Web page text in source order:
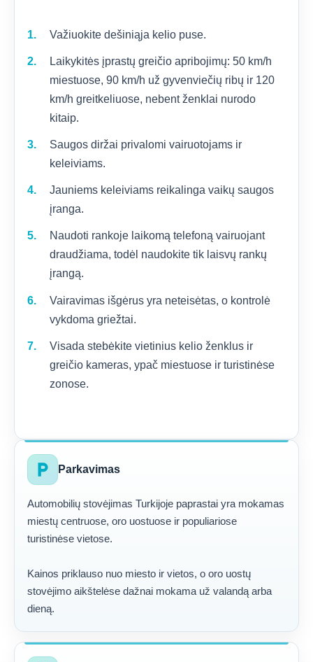
Važiuokite dešiniąja kelio puse.
Laikykitės įprastų greičio apribojimų: 50 km/h
miestuose, 90 km/h už gyvenviečių ribų ir 120
km/h greitkeliuose, nebent ženklai nurodo
kitaip.
Saugos diržai privalomi vairuotojams ir
keleiviams.
Jauniems keleiviams reikalinga vaikų saugos
įranga.
Naudoti rankoje laikomą telefoną vairuojant
draudžiama, todėl naudokite tik laisvų rankų
įrangą.
Vairavimas išgėrus yra neteisėtas, o kontrolė
vykdoma griežtai.
Visada stebėkite vietinius kelio ženklus ir
greičio kameras, ypač miestuose ir turistinėse
zonose.
local_parking Parkavimas
Automobilių stovėjimas Turkijoje paprastai yra mokamas
miestų centruose, oro uostuose ir populiariose
turistinėse vietose.
Kainos priklauso nuo miesto ir vietos, o oro uostų
stovėjimo aikštelėse dažnai mokama už valandą arba
dieną.